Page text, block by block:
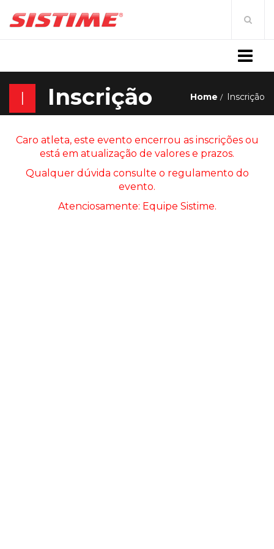
I Inscrição Home Inscrição
Caro atleta, este evento encerrou as inscrições ou
está em atualização de valores e prazos.
Qualquer dúvida consulte o regulamento do
evento.
Atenciosamente: Equipe Sistime.